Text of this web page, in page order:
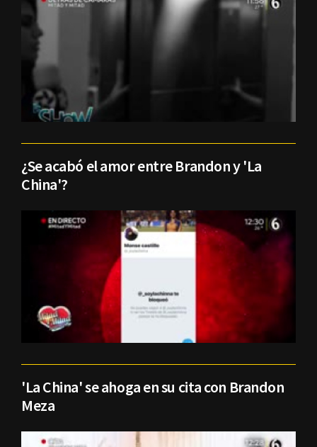
¿Se acabó el amor entre Brandon y 'La
China'?
'La China' se ahoga en su cita con Brandon
Meza